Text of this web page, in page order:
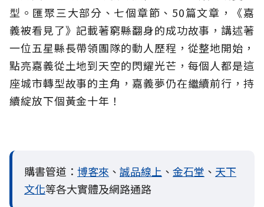
型。匯聚三大部分、七個章節、50篇文章，《嘉
義被看見了》記載著窮縣翻身的成功故事，講述著
一位五星縣長帶領團隊的動人歷程，從整地開始，
點亮嘉義從土地到天空的閃耀光芒，每個人都是這
座城市轉型故事的主角，嘉義夢仍在繼續前行，持
續綻放下個黃金十年！
購書管道： 博客來 、 誠品線上 、 金石堂 、 天下
文化等各大實體及網路通路